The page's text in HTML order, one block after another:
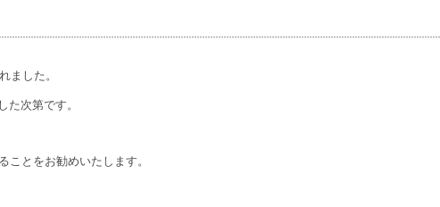
ました。
次第です。
とをお勧めいたします。